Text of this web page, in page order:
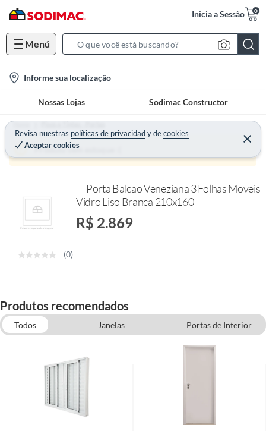
Inicia a Sessão 0
Menú
S
c
h
B
r
a
o
Informe sua localização
Nossas Lojas Sodimac Constructor
Revisa nuestras políticas de privacidadydecookies
Aceptar cookies
Home Pisos e Tintas - Portas
Produto sem estoque :(
Porta Balcao Veneziana 3 Folhas Moveis
Vidro Liso Branca 210x160
R$ 2.869
(0)
Produtos recomendados
Todos Janelas
Portas de Interior
Fechaduras Externas e Internas